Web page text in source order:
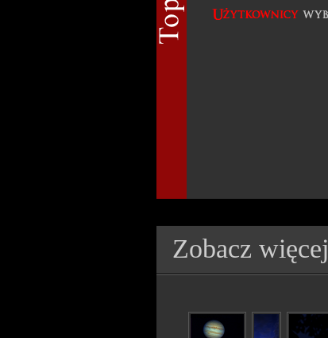
Zobacz więcej